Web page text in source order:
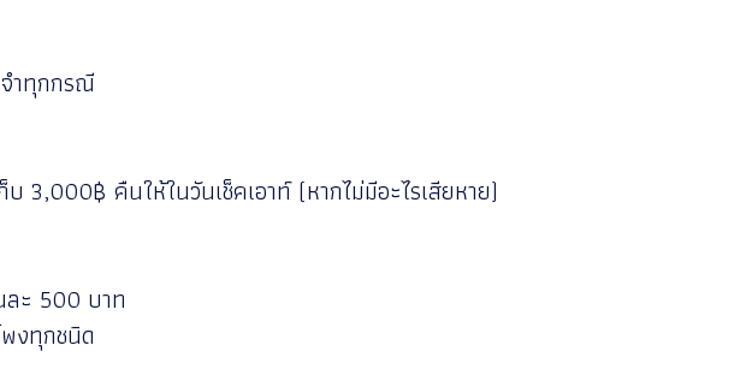
ำทุกกรณี
3,000฿ คืนให้ในวันเช็คเอาท์ (หากไม่มีอะไรเสียหาย)
ละ 500 บาท
งทุกชนิด